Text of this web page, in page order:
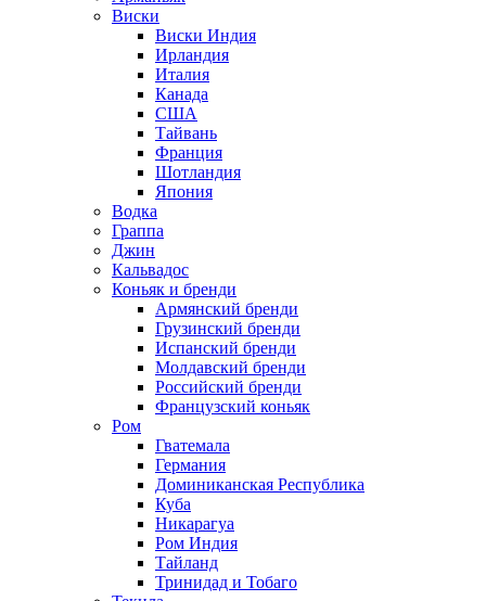
Виски
Виски Индия
Ирландия
Италия
Канада
США
Тайвань
Франция
Шотландия
Япония
Водка
Граппа
Джин
Кальвадос
Коньяк и бренди
Армянский бренди
Грузинский бренди
Испанский бренди
Молдавский бренди
Российский бренди
Французский коньяк
Ром
Гватемала
Германия
Доминиканская Республика
Куба
Никарагуа
Ром Индия
Тайланд
Тринидад и Тобаго